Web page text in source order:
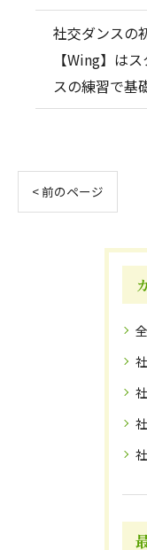
社交ダンスの
【Wing】は
スの練習で基
< 前のページ